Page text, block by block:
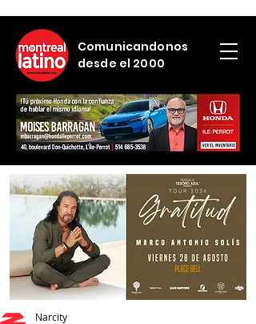
Comunicandonos
desde el 2000
Narcity